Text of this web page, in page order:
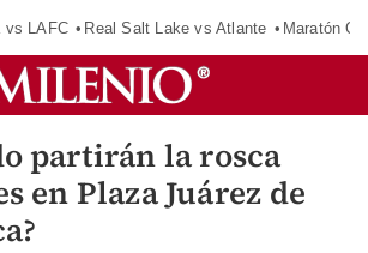
vs LAFC Real Salt Lake vs Atlante Maratón
partirán la rosca
en Plaza Juárez de